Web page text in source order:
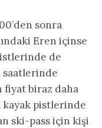
sonra
Eren içinse
de
saatlerinde
fiyat biraz daha
kayak pistlerinde
ski-pass için kişi